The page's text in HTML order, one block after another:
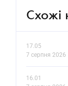
Схожі
17.05
7 серпня 2026
16.01